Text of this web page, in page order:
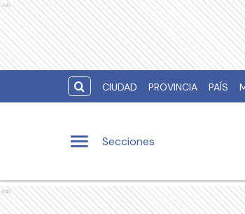
Ads
CIUDAD PROVINCIA PAÍS
Secciones
Ads